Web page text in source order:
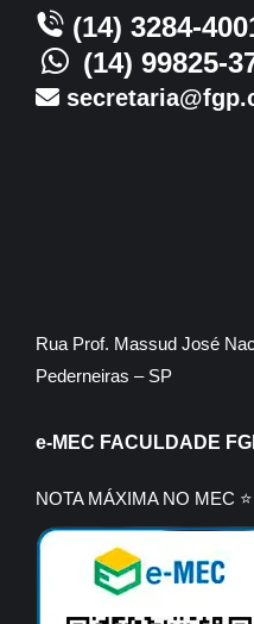
(14) 3284-
(14) 99825-
Rua Prof. Massud José
Pederneiras – SP
e-MEC FACULDADE
NOTA MÁXIMA NO MEC